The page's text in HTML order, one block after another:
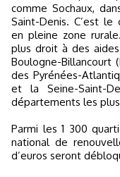
comme Sochaux,
Saint-Denis. C’est
en pleine zone
plus droit à des
Boulogne-Billancourt
des Pyrénées-
et la Seine-Saint-
départements les
Parmi les 1 300
national de
d’euros seront